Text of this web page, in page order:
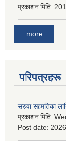
प्रकाशन मिति:
more
परिपत्रहरू
सरुवा सहमतिका
प्रकाशन मिति:
Post date: